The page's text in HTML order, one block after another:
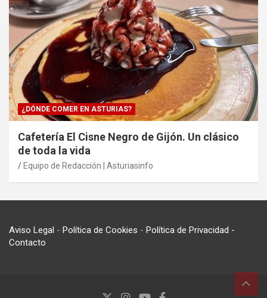
¿DÓNDE COMER EN ASTURIAS?
Cafetería El Cisne Negro de Gijón. Un clásico
de toda la vida
Equipo de Redacción | Asturiasinfo
Aviso Legal - Política de Cookies - Política de Privacidad -
Contacto